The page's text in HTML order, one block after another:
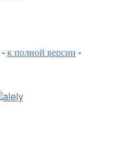
-к полной версии -
alely